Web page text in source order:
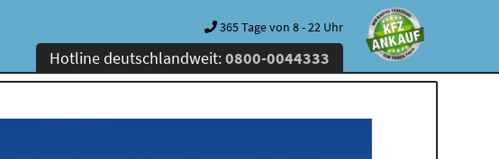
365 Tage von 8 - 22 Uhr
Hotline deutschlandweit:0800-0044333